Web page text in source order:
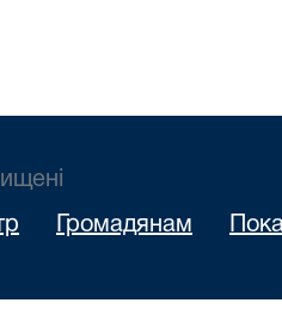
Громадянам